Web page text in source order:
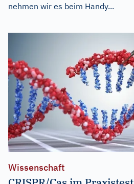
nehmen wir es beim Handy...
Wissenschaft